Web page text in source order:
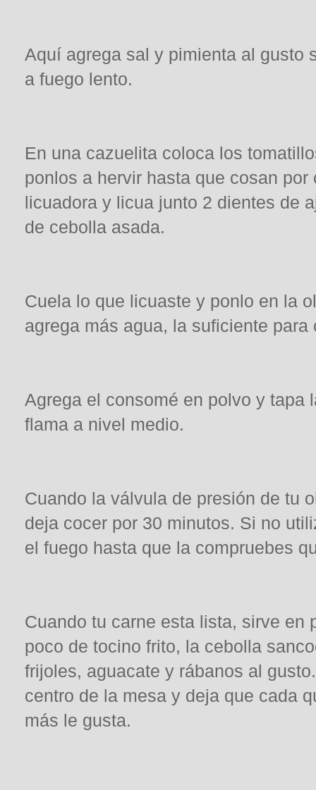
Aquí agrega sal y pimienta al gusto
a fuego lento.
En una cazuelita coloca los
ponlos a hervir hasta que cosan
licuadora y licua junto 2 dientes de
de cebolla asada.
Cuela lo que licuaste y ponlo en la
agrega más agua, la suficiente
Agrega el consomé en polvo y tapa
flama a nivel medio.
Cuando la válvula de presión de tu
deja cocer por 30 minutos. Si no
el fuego hasta que la compruebes
Cuando tu carne esta lista, sirve en
poco de tocino frito, la cebolla
frijoles, aguacate y rábanos al
centro de la mesa y deja que cada
más le gusta.